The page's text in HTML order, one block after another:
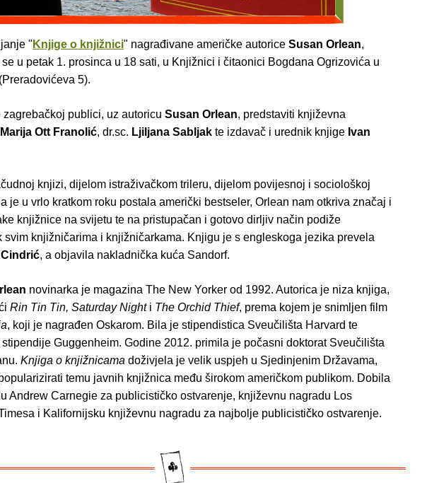
" Knjige o knjižnici" nagrađivane američke autorice Susan Orlean,
u petak 1. prosinca u 18 sati, u Knjižnici i čitaonici Bogdana Ogrizovića u
5).
zagrebačkoj publici, uz autoricu Susan Orlean, predstaviti književna
Marija Ott Franolić, dr.sc. Ljiljana Sabljak te izdavač i urednik knjige Ivan
knjizi, dijelom istraživačkom trileru, dijelom povijesnoj i sociološkoj
je u vrlo kratkom roku postala američki bestseler, Orlean nam otkriva značaj i
knjižnice na svijetu te na pristupačan i gotovo dirljiv način podiže
svim knjižničarima i knjižničarkama. Knjigu je s engleskoga jezika prevela
Cindrić, a objavila nakladnička kuća Sandorf.
novinarka je magazina The New Yorker od 1992. Autorica je niza knjiga,
Rin Tin Tin, Saturday Night i The Orchid Thief, prema kojem je snimljen film
, koji je nagrađen Oskarom. Bila je stipendistica Sveučilišta Harvard te
Guggenheim. Godine 2012. primila je počasni doktorat Sveučilišta
Knjiga o knjižnicama doživjela je velik uspjeh u Sjedinjenim Državama,
temu javnih knjižnica među širokom američkom publikom. Dobila
Andrew Carnegie za publicističko ostvarenje, književnu nagradu Los
i Kalifornijsku književnu nagradu za najbolje publicističko ostvarenje.